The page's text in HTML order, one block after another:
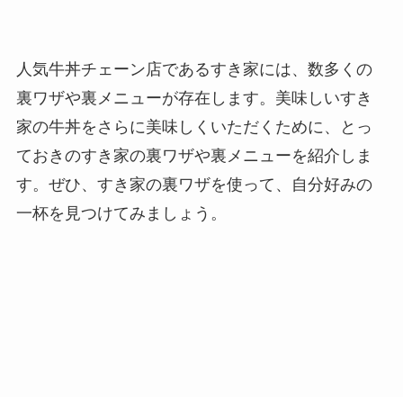
人気牛丼チェーン店であるすき家には、数多くの
裏ワザや裏メニューが存在します。美味しいすき
家の牛丼をさらに美味しくいただくために、とっ
ておきのすき家の裏ワザや裏メニューを紹介しま
す。ぜひ、すき家の裏ワザを使って、自分好みの
一杯を見つけてみましょう。